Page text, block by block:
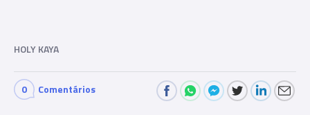
HOLY KAYA
0
Comentários